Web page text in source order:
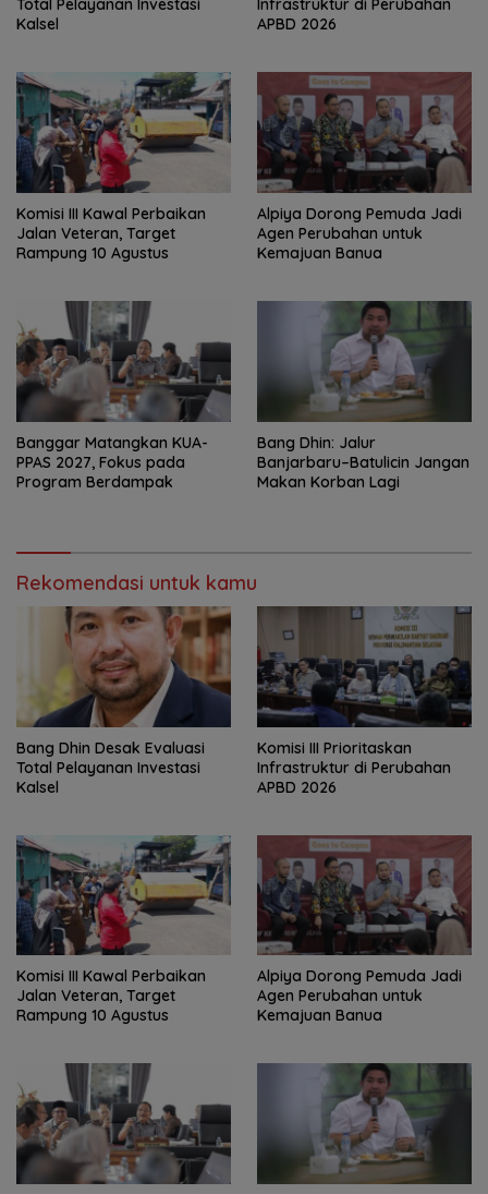
Total Pelayanan Investasi
Kalsel
Infrastruktur di Perubahan
APBD 2026
Komisi III Kawal Perbaikan
Jalan Veteran, Target
Rampung 10 Agustus
‎Alpiya Dorong Pemuda Jadi
Agen Perubahan untuk
Kemajuan Banua ‎
‎Banggar Matangkan KUA-
PPAS 2027, Fokus pada
Program Berdampak
Bang Dhin: Jalur
Banjarbaru–Batulicin Jangan
Makan Korban Lagi
Rekomendasi untuk kamu
‎Bang Dhin Desak Evaluasi
Total Pelayanan Investasi
Kalsel
‎Komisi III Prioritaskan
Infrastruktur di Perubahan
APBD 2026
Komisi III Kawal Perbaikan
Jalan Veteran, Target
Rampung 10 Agustus
‎Alpiya Dorong Pemuda Jadi
Agen Perubahan untuk
Kemajuan Banua ‎